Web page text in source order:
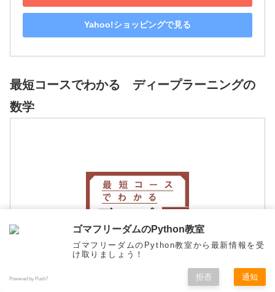
Yahoo!ショッピングで見る
最短コースでわかる ディープラーニングの
数学
トップ サイドバー
ゴマフリーダムのPython教室
ゴマフリーダムのPython教室から最新情報を受
け取りましょう！
Powered by Push7 拒否 通知